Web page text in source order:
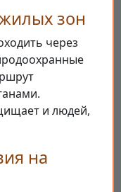
зон
через
и людей,
на